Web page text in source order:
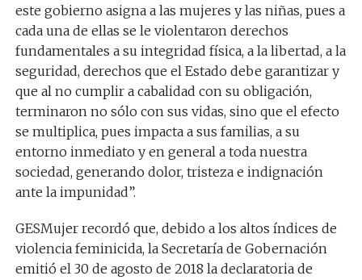
este gobierno asigna a las mujeres y las niñas, pues a
cada una de ellas se le violentaron derechos
fundamentales a su integridad física, a la libertad, a la
seguridad, derechos que el Estado debe garantizar y
que al no cumplir a cabalidad con su obligación,
terminaron no sólo con sus vidas, sino que el efecto
se multiplica, pues impacta a sus familias, a su
entorno inmediato y en general a toda nuestra
sociedad, generando dolor, tristeza e indignación
ante la impunidad”.
GESMujer recordó que, debido a los altos índices de
violencia feminicida, la Secretaría de Gobernación
emitió el 30 de agosto de 2018 la declaratoria de